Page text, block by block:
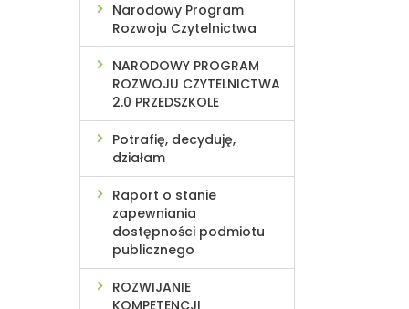
Narodowy Program
Rozwoju Czytelnictwa
NARODOWY PROGRAM
ROZWOJU CZYTELNICTWA
2.0 PRZEDSZKOLE
Potrafię, decyduję,
działam
Raport o stanie
zapewniania
dostępności podmiotu
publicznego
ROZWIJANIE
KOMPETENCJI